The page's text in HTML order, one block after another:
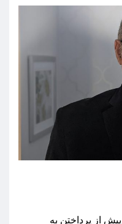
پیش از پرداختن به